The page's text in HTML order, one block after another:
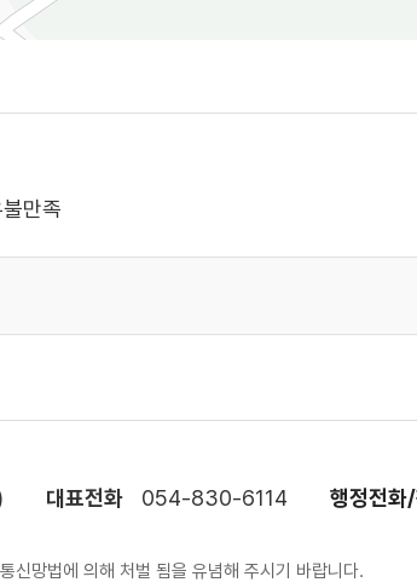
만족
대표전화 054-830-6114 행정전화
신망법에 의해 처벌 됨을 유념해 주시기 바랍니다.